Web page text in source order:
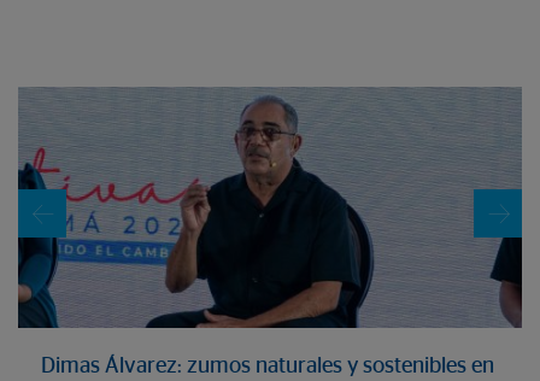
Dimas Álvarez: zumos naturales y sostenibles en